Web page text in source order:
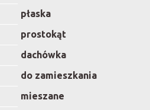
płaska
prostokąt
dachówka
do zamieszkania
mieszane